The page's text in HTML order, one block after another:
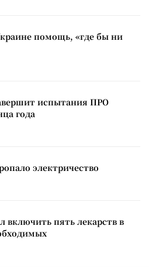
помощь, «где бы ни
испытания ПРО
года
электричество
включить пять лекарств в